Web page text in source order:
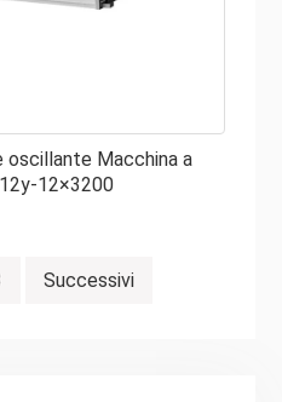
oscillante Macchina a
12×3200
Successivi